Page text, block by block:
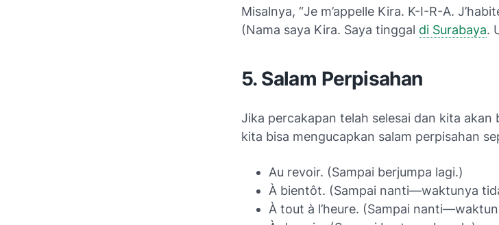
Misalnya, “Je m’appelle Kira. K-I-R-A.
(Nama saya Kira. Saya tinggal di Surabaya.
5. Salam Perpisahan
Jika percakapan telah selesai dan kita akan
kita bisa mengucapkan salam perpisahan
Au revoir. (Sampai berjumpa lagi.)
À bientôt. (Sampai nanti—waktunya
À tout à l’heure. (Sampai